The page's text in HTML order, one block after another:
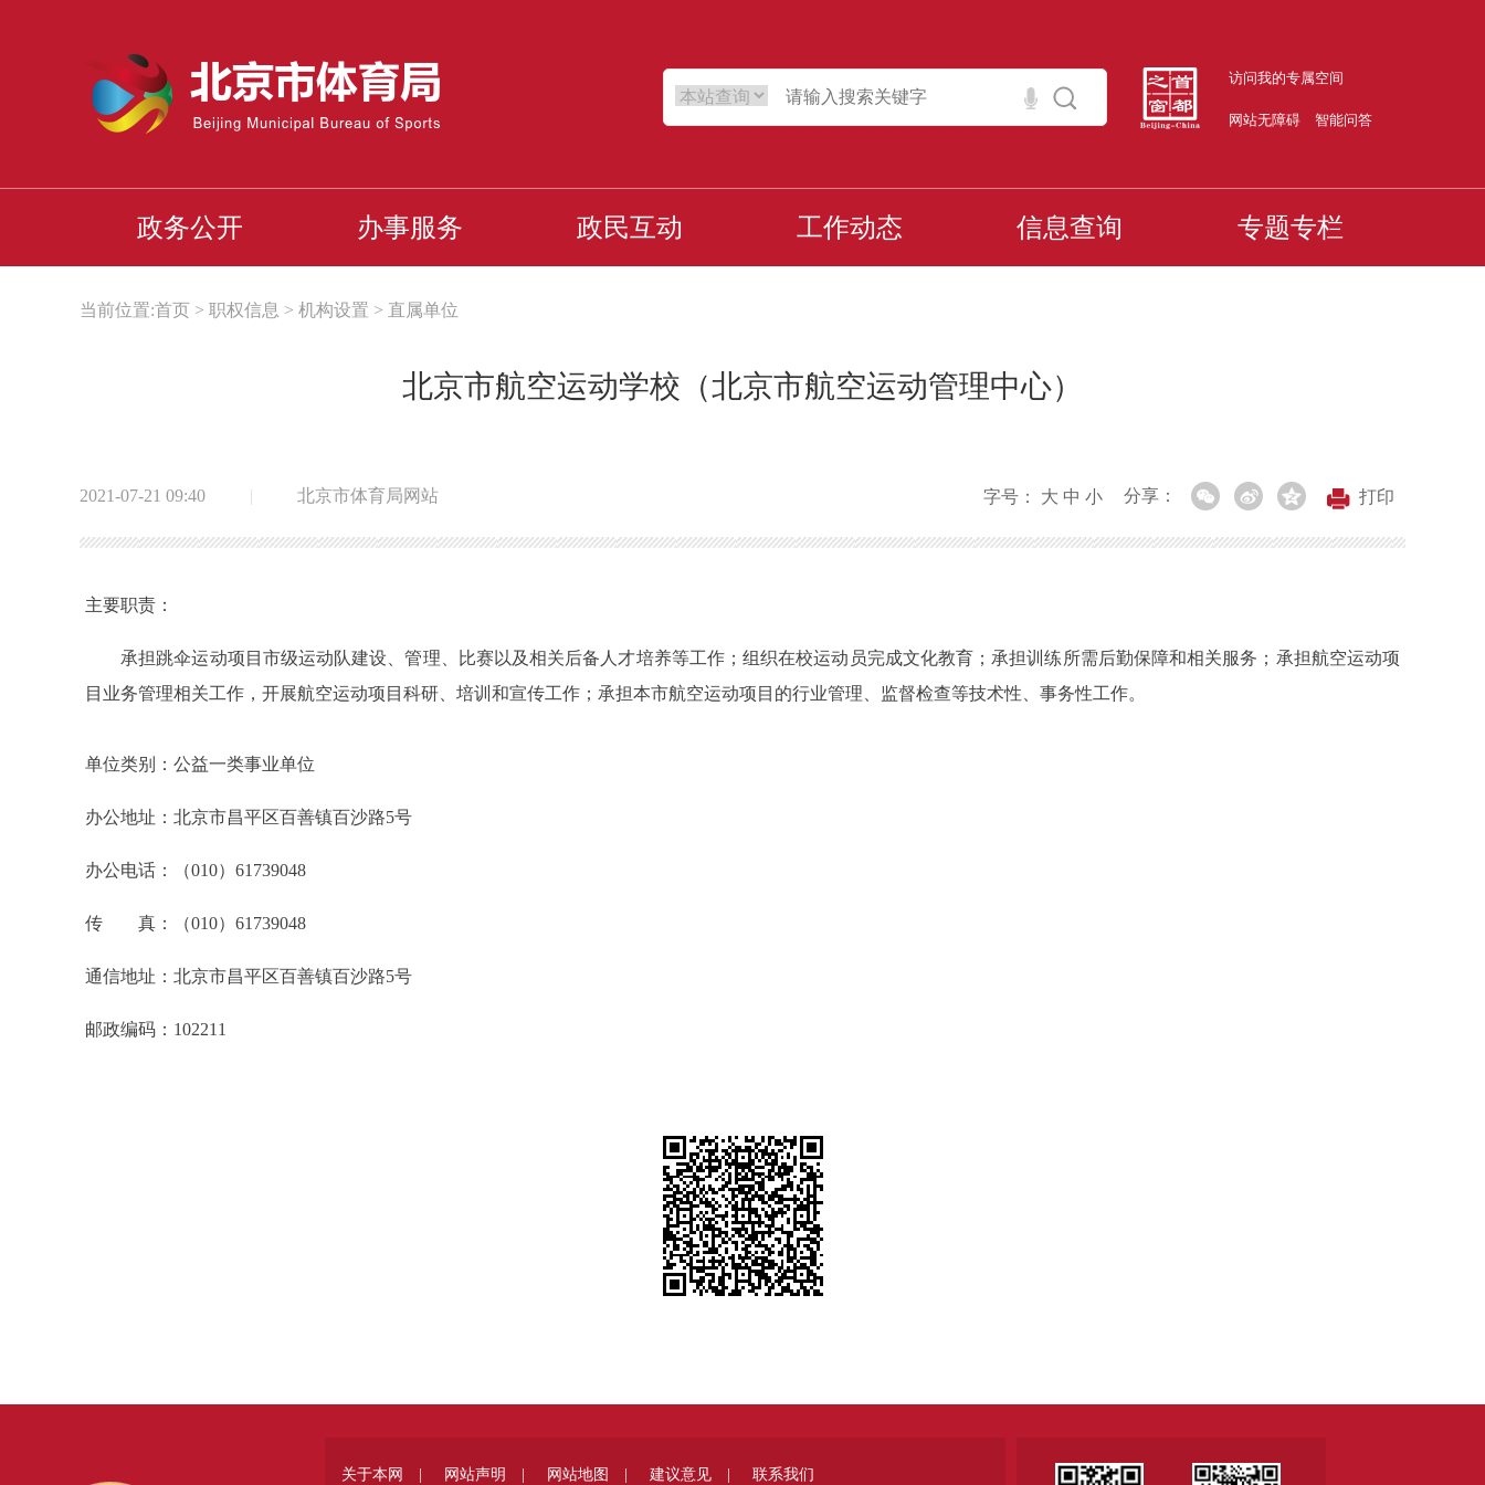
访问我的专属空间
网站无障碍 智能问答
政务公开 办事服务 政民互动 工作动态 信息查询 专题专栏
当前位置:首页 > 职权信息 > 机构设置 > 直属单位
北京市航空运动学校（北京市航空运动管理中心）
2021-07-21 09:40 | 北京市体育局网站 字号： 大 中 小 分享： 打印
主要职责：
承担跳伞运动项目市级运动队建设、管理、比赛以及相关后备人才培养等工作；组织在校运动员完成文化教育；承担训练所需后勤保障和相关服务；承担航空运动项
目业务管理相关工作，开展航空运动项目科研、培训和宣传工作；承担本市航空运动项目的行业管理、监督检查等技术性、事务性工作。
单位类别：公益一类事业单位
办公地址：北京市昌平区百善镇百沙路5号
办公电话：（010）61739048
传 真：（010）61739048
通信地址：北京市昌平区百善镇百沙路5号
邮政编码：102211
关于本网 | 网站声明 | 网站地图 | 建议意见 | 联系我们